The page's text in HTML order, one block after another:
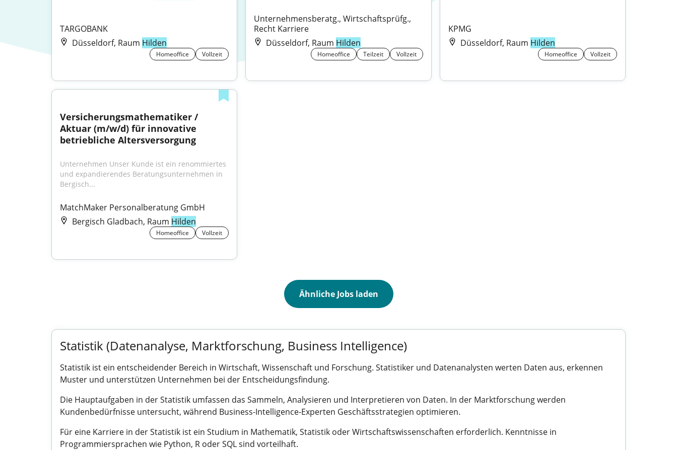
TARGOBANK
Düsseldorf, Raum Hilden
Homeoffice Vollzeit
Unternehmensberatg., Wirtschaftsprüfg.,
Recht Karriere
Düsseldorf, Raum Hilden
Homeoffice Teilzeit Vollzeit
KPMG
Düsseldorf, Raum Hilden
Homeoffice Vollzeit
Versicherungsmathematiker /
Aktuar (m/w/d) für innovative
betriebliche Altersversorgung
Unternehmen Unser Kunde ist ein renommiertes
und expandierendes Beratungsunternehmen in
Bergisch...
MatchMaker Personalberatung GmbH
Bergisch Gladbach, Raum Hilden
Homeoffice Vollzeit
Ähnliche Jobs laden
Statistik (Datenanalyse, Marktforschung, Business Intelligence)
Statistik ist ein entscheidender Bereich in Wirtschaft, Wissenschaft und Forschung. Statistiker und Datenanalysten werten Daten aus, erkennen
Muster und unterstützen Unternehmen bei der Entscheidungsfindung.
Die Hauptaufgaben in der Statistik umfassen das Sammeln, Analysieren und Interpretieren von Daten. In der Marktforschung werden
Kundenbedürfnisse untersucht, während Business-Intelligence-Experten Geschäftsstrategien optimieren.
Für eine Karriere in der Statistik ist ein Studium in Mathematik, Statistik oder Wirtschaftswissenschaften erforderlich. Kenntnisse in
Programmiersprachen wie Python, R oder SQL sind vorteilhaft.